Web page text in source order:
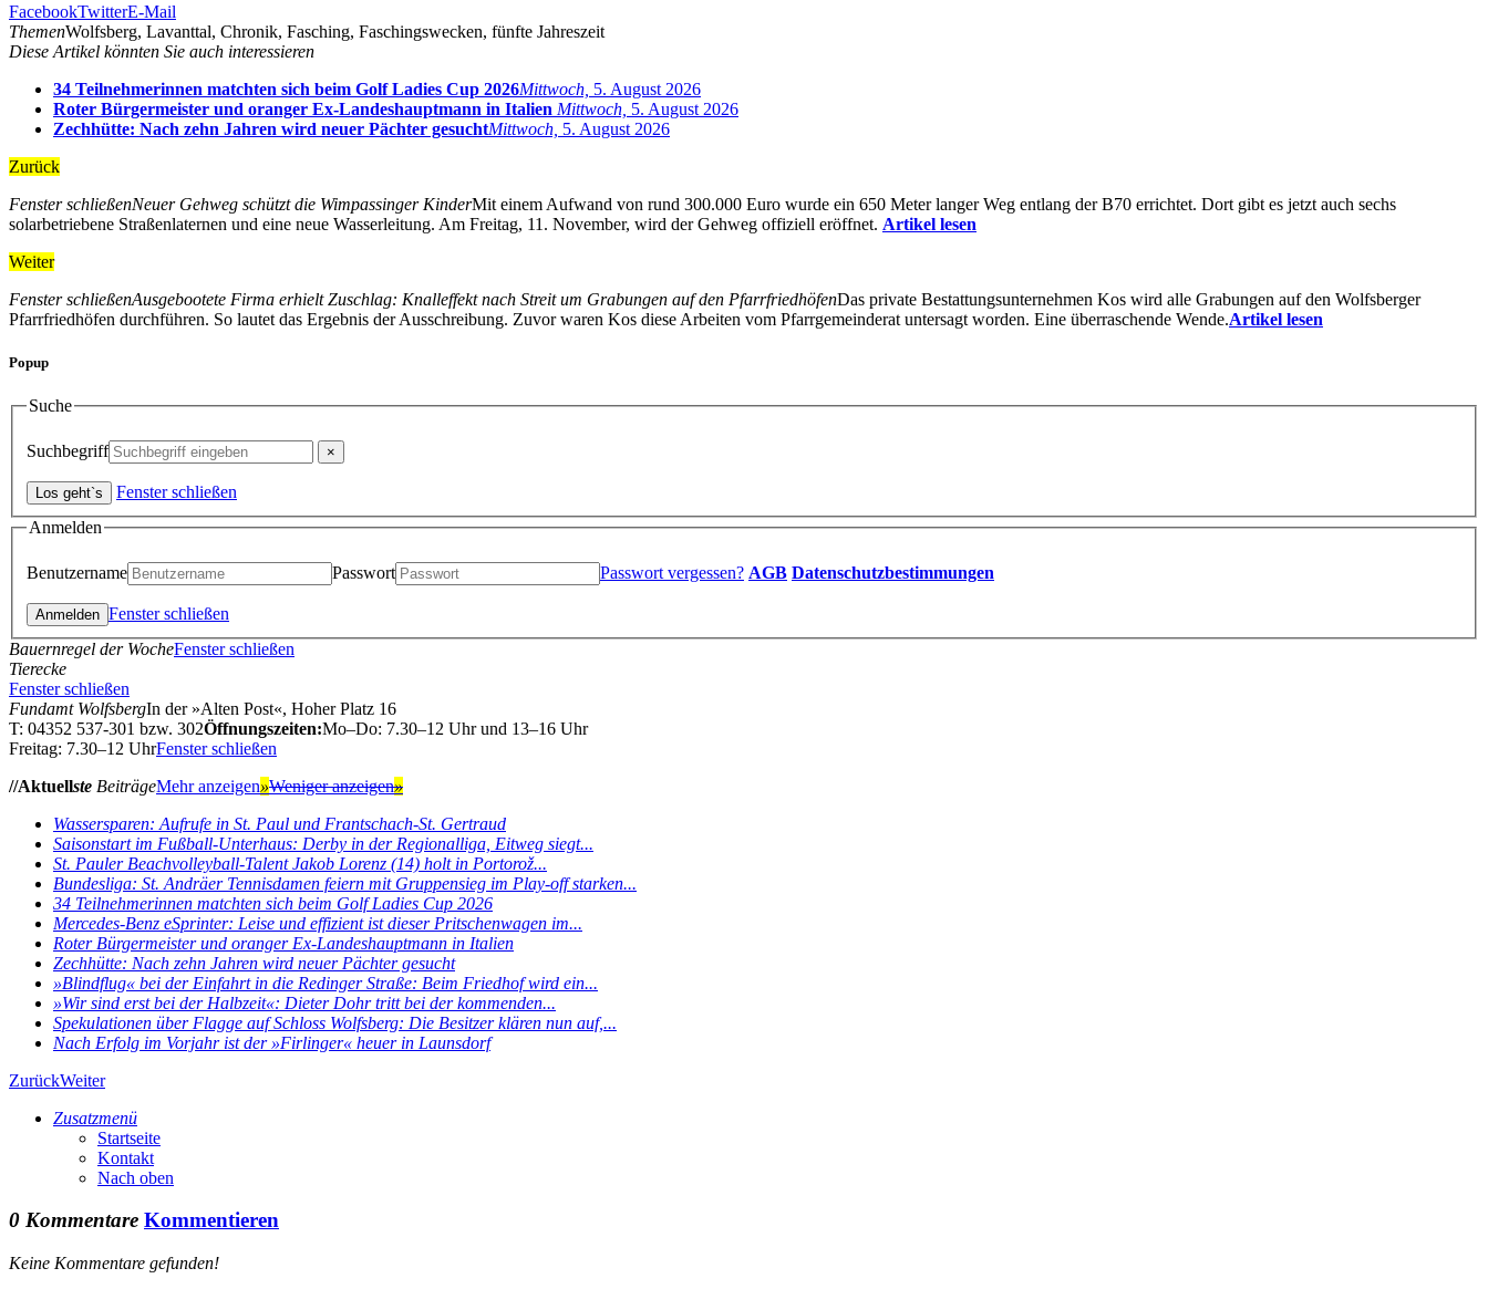
FacebookTwitterE-Mail
ThemenWolfsberg, Lavanttal, Chronik, Fasching, Faschingswecken, fünfte Jahreszeit
Diese Artikel könnten Sie auch interessieren
34 Teilnehmerinnen matchten sich beim Golf Ladies Cup 2026Mittwoch, 5. August 2026
Roter Bürgermeister und oranger Ex-Landeshauptmann in Italien Mittwoch, 5. August 2026
Zechhütte: Nach zehn Jahren wird neuer Pächter gesuchtMittwoch, 5. August 2026
Zurück
Fenster schließenNeuer Gehweg schützt die Wimpassinger KinderMit einem Aufwand von rund 300.000 Euro wurde ein 650 Meter langer Weg entlang der B70 errichtet. Dort gibt es jetzt auch sechs
solarbetriebene Straßenlaternen und eine neue Wasserleitung. Am Freitag, 11. November, wird der Gehweg offiziell eröffnet. Artikel lesen
Weiter
Fenster schließenAusgebootete Firma erhielt Zuschlag: Knalleffekt nach Streit um Grabungen auf den PfarrfriedhöfenDas private Bestattungsunternehmen Kos wird alle Grabungen auf den Wolfsberger
Pfarrfriedhöfen durchführen. So lautet das Ergebnis der Ausschreibung. Zuvor waren Kos diese Arbeiten vom Pfarrgemeinderat untersagt worden. Eine überraschende Wende.Artikel lesen
Popup
Suche
Suchbegriff
Fenster schließen
Anmelden
Benutzername Passwort Passwort vergessen? AGB Datenschutzbestimmungen
Fenster schließen
Bauernregel der WocheFenster schließen
Tierecke
Fenster schließen
Fundamt WolfsbergIn der »Alten Post«, Hoher Platz 16
T: 04352 537-301 bzw. 302Öffnungszeiten:Mo–Do: 7.30–12 Uhr und 13–16 Uhr
Freitag: 7.30–12 UhrFenster schließen
//Aktuellste BeiträgeMehr anzeigen»Weniger anzeigen»
Wassersparen: Aufrufe in St. Paul und Frantschach-St. Gertraud
Saisonstart im Fußball-Unterhaus: Derby in der Regionalliga, Eitweg siegt...
St. Pauler Beachvolleyball-Talent Jakob Lorenz (14) holt in Portorož...
Bundesliga: St. Andräer Tennisdamen feiern mit Gruppensieg im Play-off starken...
34 Teilnehmerinnen matchten sich beim Golf Ladies Cup 2026
Mercedes-Benz eSprinter: Leise und effizient ist dieser Pritschenwagen im...
Roter Bürgermeister und oranger Ex-Landeshauptmann in Italien
Zechhütte: Nach zehn Jahren wird neuer Pächter gesucht
»Blindflug« bei der Einfahrt in die Redinger Straße: Beim Friedhof wird ein...
»Wir sind erst bei der Halbzeit«: Dieter Dohr tritt bei der kommenden...
Spekulationen über Flagge auf Schloss Wolfsberg: Die Besitzer klären nun auf,...
Nach Erfolg im Vorjahr ist der »Firlinger« heuer in Launsdorf
ZurückWeiter
Zusatzmenü
Startseite
Kontakt
Nach oben
0 Kommentare Kommentieren
Keine Kommentare gefunden!